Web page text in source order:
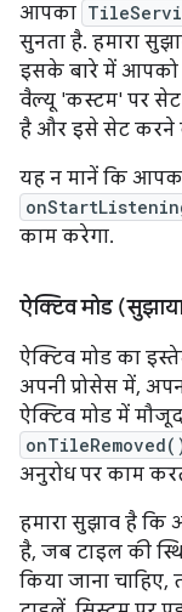
आपका
सुनता है. हमारा
इसके बारे में आपको
वैल्यू 'कस्टम' पर सेट
है और इसे सेट करने
यह न मानें कि
काम करेगा.
ऐक्टिव मोड
ऐक्टिव मोड का
अपनी प्रोसेस में,
ऐक्टिव मोड में मौजूद
अनुरोध पर काम
हमारा सुझाव है कि
है, जब टाइल की
किया जाना